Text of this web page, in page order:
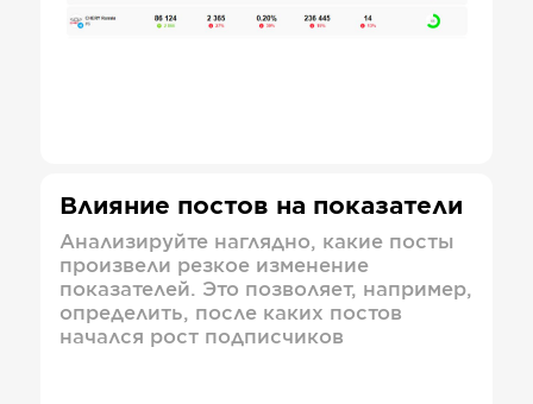
Влияние постов на показатели
Анализируйте наглядно, какие посты
произвели резкое изменение
показателей. Это позволяет, например,
определить, после каких постов
начался рост подписчиков